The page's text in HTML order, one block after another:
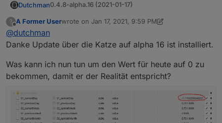
Dutchman0.4.8-alpha.16 (2021-01-17)
(Dutchman) Bugfix : Formatting of news
(Dutchman) Bugfix : delete states in create
(Dutchman) Bugfix : Incorrect initialisation fo
(Dutchman) Bugfix : Avoid NULL & 0 values at
night reset
(Dutchman) Bugfix : Only create cumulatedXXX
in year statistics if activated
(Dutchman) implement category cumulative
?
Offline
A Former Userwrote on Jan 17, 2021, 9:59 PM
last edited by A Former User Jan 17, 2021, 11:08 PM
@dutchman
Danke Update über die Katze auf alpha 16 ist installiert.
Was kann ich nun tun um den Wert für heute auf 0 zu
bekommen, damit er der Realität entspricht?